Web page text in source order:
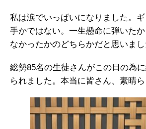
私は涙でいっぱいになりました。
手かではない。一生懸命に弾いた
なかったかのどちらかだと思いまし
総勢85名の生徒さんがこの日の為
られました。本当に皆さん、素晴ら